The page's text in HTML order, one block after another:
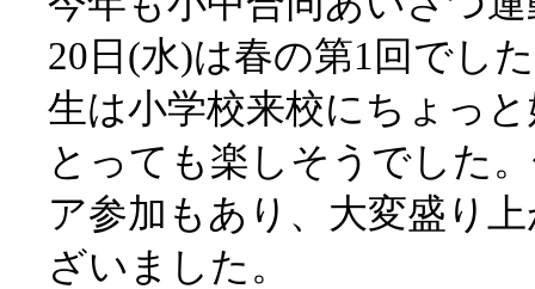
20日(水)は春の第1回でし
生は小学校来校にちょっ
とっても楽しそうでした
ア参加もあり、大変盛り
ざいました。